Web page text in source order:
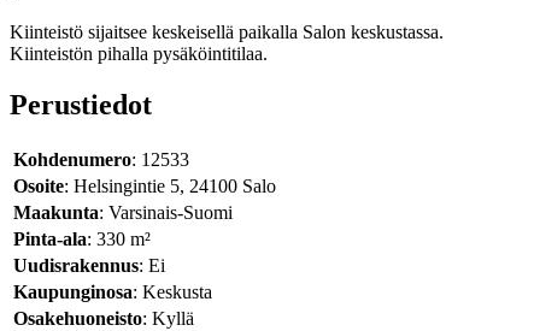
Kiinteistö sijaitsee keskeisellä paikalla Salon keskustassa.
Kiinteistön pihalla pysäköintitilaa.
Perustiedot
Kohdenumero: 12533
Osoite: Helsingintie 5, 24100 Salo
Maakunta: Varsinais-Suomi
Pinta-ala: 330 m²
Uudisrakennus: Ei
Kaupunginosa: Keskusta
Osakehuoneisto: Kyllä